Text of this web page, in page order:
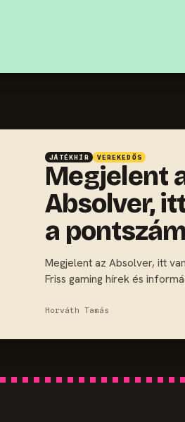
JÁTÉKHÍR VEREKEDŐS
Megjelent
Absolver,
a
Megjelent az Absolver, itt
Friss gaming hírek és
Horváth Tamás